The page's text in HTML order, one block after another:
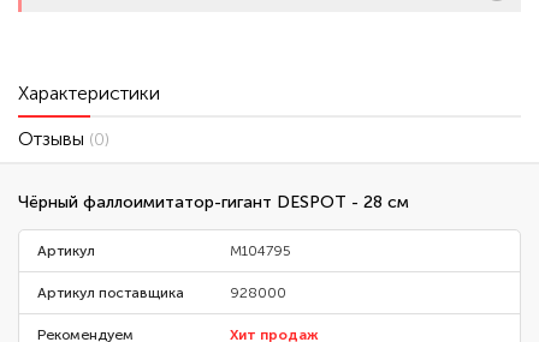
Характеристики
Отзывы (0)
Чёрный фаллоимитатор-гигант DESPOT - 28 см
Артикул M104795
Артикул поставщика 928000
Рекомендуем Хит продаж